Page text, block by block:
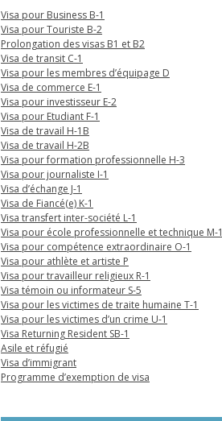
Visa pour Business B-1
Visa pour Touriste B-2
Prolongation des visas B1 et B2
Visa de transit C-1
Visa pour les membres d’équipage D
Visa de commerce E-1
Visa pour investisseur E-2
Visa pour Etudiant F-1
Visa de travail H-1B
Visa de travail H-2B
Visa pour formation professionnelle H-3
Visa pour journaliste I-1
Visa d’échange J-1
Visa de Fiancé(e) K-1
Visa transfert inter-société L-1
Visa pour école professionnelle et technique M-1
Visa pour compétence extraordinaire O-1
Visa pour athlète et artiste P
Visa pour travailleur religieux R-1
Visa témoin ou informateur S-5
Visa pour les victimes de traite humaine T-1
Visa pour les victimes d’un crime U-1
Visa Returning Resident SB-1
Asile et réfugié
Visa d’immigrant
Programme d’exemption de visa